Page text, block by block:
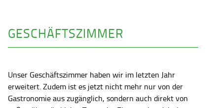
GESCHÄFTSZIMMER
Unser Geschäftszimmer haben wir im letzten Jahr
erweitert. Zudem ist es jetzt nicht mehr nur von der
Gastronomie aus zugänglich, sondern auch direkt von